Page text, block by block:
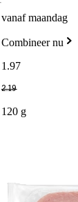
vanaf maandag
Combineer nu
1 .97
2.19
120 g